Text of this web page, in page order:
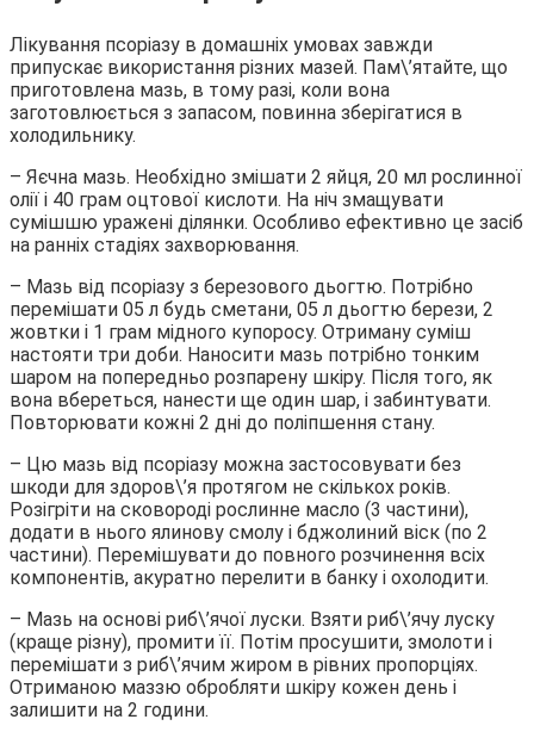
Лікування псоріазу в домашніх умовах завжди
припускає використання різних мазей. Пам\’ятайте, що
приготовлена мазь, в тому разі, коли вона
заготовлюється з запасом, повинна зберігатися в
холодильнику.
– Яєчна мазь. Необхідно змішати 2 яйця, 20 мл рослинної
олії і 40 грам оцтової кислоти. На ніч змащувати
сумішшю уражені ділянки. Особливо ефективно це засіб
на ранніх стадіях захворювання.
– Мазь від псоріазу з березового дьогтю. Потрібно
перемішати 05 л будь сметани, 05 л дьогтю берези, 2
жовтки і 1 грам мідного купоросу. Отриману суміш
настояти три доби. Наносити мазь потрібно тонким
шаром на попередньо розпарену шкіру. Після того, як
вона вбереться, нанести ще один шар, і забинтувати.
Повторювати кожні 2 дні до поліпшення стану.
– Цю мазь від псоріазу можна застосовувати без
шкоди для здоров\’я протягом не скількох років.
Розігріти на сковороді рослинне масло (3 частини),
додати в нього ялинову смолу і бджолиний віск (по 2
частини). Перемішувати до повного розчинення всіх
компонентів, акуратно перелити в банку і охолодити.
– Мазь на основі риб\’ячої луски. Взяти риб\’ячу луску
(краще різну), промити її. Потім просушити, змолоти і
перемішати з риб\’ячим жиром в рівних пропорціях.
Отриманою маззю обробляти шкіру кожен день і
залишити на 2 години.